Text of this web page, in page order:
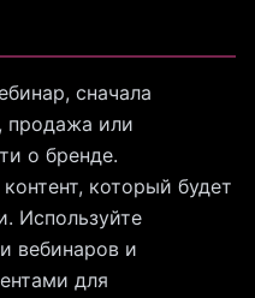
сначала
продажа или
о бренде.
который будет
Используйте
вебинаров и
для